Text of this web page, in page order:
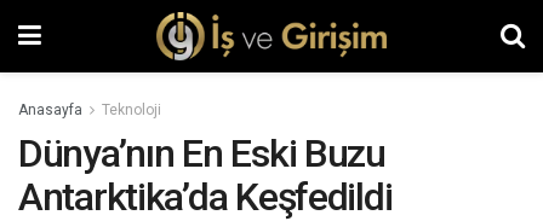
Anasayfa Teknoloji
Dünya’nın En Eski Buzu
Antarktika’da Keşfedildi